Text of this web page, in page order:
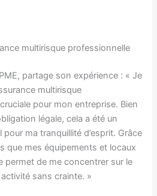
multirisque professionnelle
partage son expérience : « Je
multirisque
pour mon entreprise. Bien
légale, cela a été un
ma tranquillité d’esprit. Grâce
que mes équipements et locaux
permet de me concentrer sur le
sans crainte. »